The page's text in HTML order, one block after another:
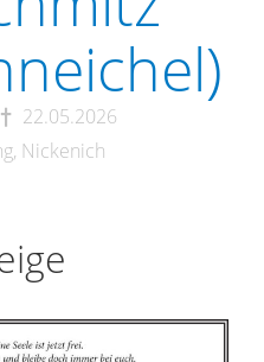
22.05.2026
Nickenich